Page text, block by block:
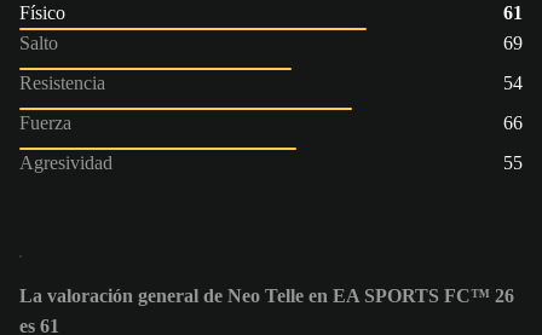
Físico
61
Salto
69
Resistencia
54
Fuerza
66
Agresividad
55
La valoración general de Neo Telle en EA SPORTS FC™ 26
es 61